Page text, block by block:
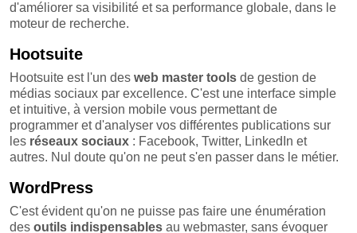
d'améliorer sa visibilité et sa performance globale, dans le
moteur de recherche.
Hootsuite
Hootsuite est l'un des web master tools de gestion de
médias sociaux par excellence. C'est une interface simple
et intuitive, à version mobile vous permettant de
programmer et d'analyser vos différentes publications sur
les réseaux sociaux : Facebook, Twitter, LinkedIn et
autres. Nul doute qu'on ne peut s'en passer dans le métier.
WordPress
C'est évident qu'on ne puisse pas faire une énumération
des outils indispensables au webmaster, sans évoquer